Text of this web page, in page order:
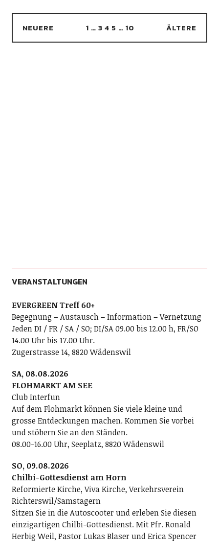
NEUERE 1 … 3 4 5 … 10 ÄLTERE
VERANSTALTUNGEN
EVERGREEN Treff 60+
Begegnung – Austausch – Information – Vernetzung
Jeden DI / FR / SA / SO; DI/SA 09.00 bis 12.00 h, FR/SO
14.00 Uhr bis 17.00 Uhr.
Zugerstrasse 14, 8820 Wädenswil
SA, 08.08.2026
FLOHMARKT AM SEE
Club Interfun
Auf dem Flohmarkt können Sie viele kleine und
grosse Entdeckungen machen. Kommen Sie vorbei
und stöbern Sie an den Ständen.
08.00-16.00 Uhr, Seeplatz, 8820 Wädenswil
SO, 09.08.2026
Chilbi-Gottesdienst am Horn
Reformierte Kirche, Viva Kirche, Verkehrsverein
Richterswil/Samstagern
Sitzen Sie in die Autoscooter und erleben Sie diesen
einzigartigen Chilbi-Gottesdienst. Mit Pfr. Ronald
Herbig Weil, Pastor Lukas Blaser und Erica Spencer